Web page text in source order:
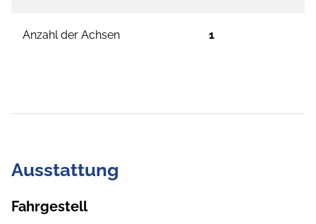
Anzahl der Achsen 1
Ausstattung
Fahrgestell